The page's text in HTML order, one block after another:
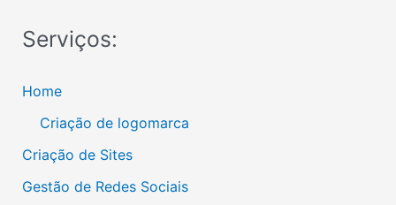
Serviços:
Home
Criação de logomarca
Criação de Sites
Gestão de Redes Sociais